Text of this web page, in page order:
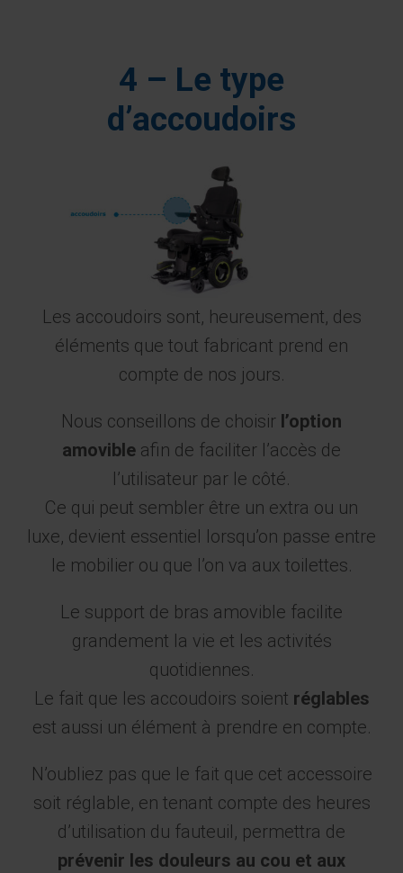
4 – Le type
d’accoudoirs
Les accoudoirs sont, heureusement, des
éléments que tout fabricant prend en
compte de nos jours.
Nous conseillons de choisir l’option
amovible afin de faciliter l’accès de
l’utilisateur par le côté.
Ce qui peut sembler être un extra ou un
luxe, devient essentiel lorsqu’on passe entre
le mobilier ou que l’on va aux toilettes.
Le support de bras amovible facilite
grandement la vie et les activités
quotidiennes.
Le fait que les accoudoirs soient réglables
est aussi un élément à prendre en compte.
N’oubliez pas que le fait que cet accessoire
soit réglable, en tenant compte des heures
d’utilisation du fauteuil, permettra de
prévenir les douleurs au cou et aux